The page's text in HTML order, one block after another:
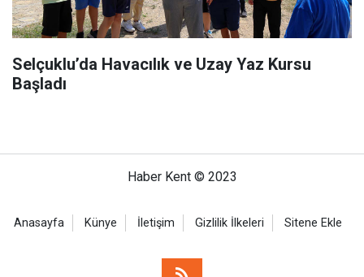
Selçuklu’da Havacılık ve Uzay Yaz Kursu
Başladı
Haber Kent © 2023
Anasayfa Künye İletişim Gizlilik İlkeleri Sitene Ekle